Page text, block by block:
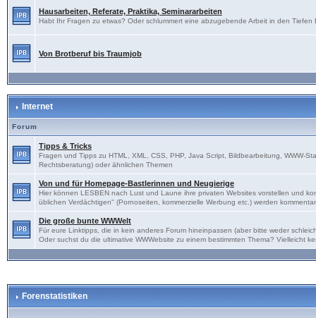
Hausarbeiten, Referate, Praktika, Seminararbeiten
Habt Ihr Fragen zu etwas? Oder schlummert eine abzugebende Arbeit in den Tiefen
Von Brotberuf bis Traumjob
Internet
Forum
Tipps & Tricks
Fragen und Tipps zu HTML, XML, CSS, PHP, Java Script, Bildbearbeitung, WWW-
Rechtsberatung) oder ähnlichen Themen
Von und für Homepage-Bastlerinnen und Neugierige
Hier können LESBEN nach Lust und Laune ihre privaten Websites vorstellen und
üblichen Verdächtigen" (Pornoseiten, kommerzielle Werbung etc.) werden
Die große bunte WWWelt
Für eure Linktipps, die in kein anderes Forum hineinpassen (aber bitte weder
Oder suchst du die ultimative WWWebsite zu einem bestimmten Thema? Vielleicht
Forenstatistiken